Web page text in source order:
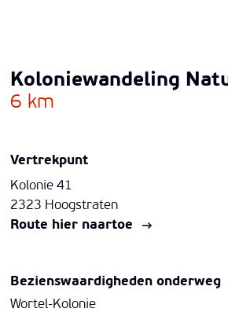
Koloniewandeling
6 km
Vertrekpunt
Kolonie 41
2323 Hoogstraten
Route hier naartoe
Bezienswaardigheden onderweg
Wortel-Kolonie